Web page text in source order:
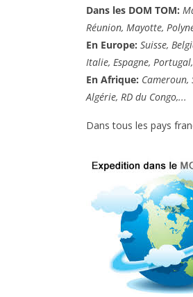
Dans les DOM TOM:
Réunion, Mayotte,
En Europe: Suisse,
Italie, Espagne,
En Afrique: Cameroun,
Algérie, RD du Congo,...
Dans tous les pays